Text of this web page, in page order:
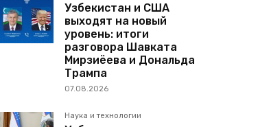
Узбекистан и США
выходят на новый
уровень: итоги
разговора Шавката
Мирзиёева и Дональда
Трампа
07.08.2026
Наука и технологии